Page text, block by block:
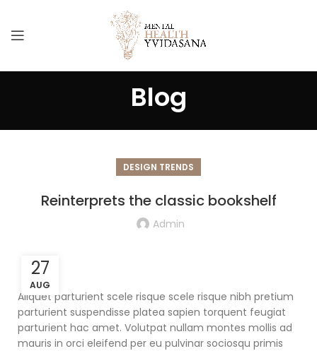
Blog
DESIGN TRENDS
Reinterprets the classic bookshelf
Admin
27
AUG
Aliquet parturient scele risque scele risque nibh pretium
parturient suspendisse platea sapien torquent feugiat
parturient hac amet. Volutpat nullam montes mollis ad
mauris in orci eleifend per eu pulvinar sociosqu primis